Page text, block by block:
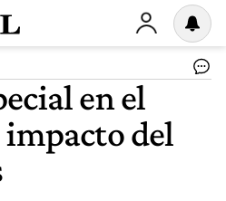
en el
impacto del